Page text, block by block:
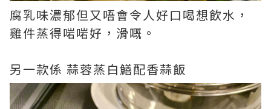
腐乳味濃郁但又唔會令人好口喝想飲水，
雞件蒸得啱啱好，滑嘅。
另一款係 蒜蓉蒸白鱔配香蒜飯